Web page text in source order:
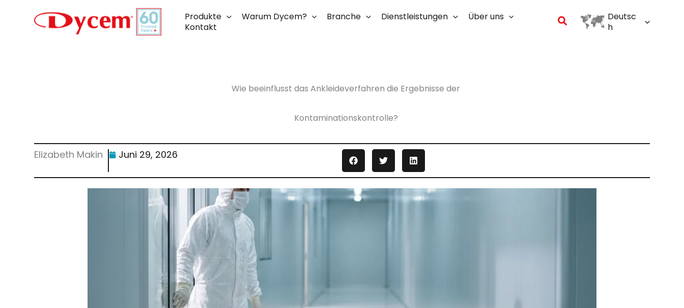
springen
Produkte Warum Dycem? Branche Dienstleistungen
Über uns
Kontakt
Suchen
Deutsc
h
Wie beeinflusst das Ankleideverfahren die Ergebnisse der
Kontaminationskontrolle?
Elizabeth Makin Juni 29, 2026